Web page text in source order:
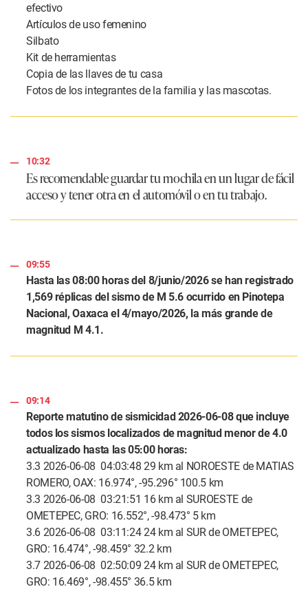
efectivo
Artículos de uso femenino
Silbato
Kit de herramientas
Copia de las llaves de tu casa
Fotos de los integrantes de la familia y las mascotas.
10:32
Es recomendable guardar tu mochila en un lugar de fácil
acceso y tener otra en el automóvil o en tu trabajo.
09:55
Hasta las 08:00 horas del 8/junio/2026 se han registrado
1,569 réplicas del sismo de M 5.6 ocurrido en Pinotepa
Nacional, Oaxaca el 4/mayo/2026, la más grande de
magnitud M 4.1.
09:14
Reporte matutino de sismicidad 2026-06-08 que incluye
todos los sismos localizados de magnitud menor de 4.0
actualizado hasta las 05:00 horas:
3.3 2026-06-08 04:03:48 29 km al NOROESTE de MATIAS
ROMERO, OAX: 16.974°, -95.296° 100.5 km
3.3 2026-06-08 03:21:51 16 km al SUROESTE de
OMETEPEC, GRO: 16.552°, -98.473° 5 km
3.6 2026-06-08 03:11:24 24 km al SUR de OMETEPEC,
GRO: 16.474°, -98.459° 32.2 km
3.7 2026-06-08 02:50:09 24 km al SUR de OMETEPEC,
GRO: 16.469°, -98.455° 36.5 km